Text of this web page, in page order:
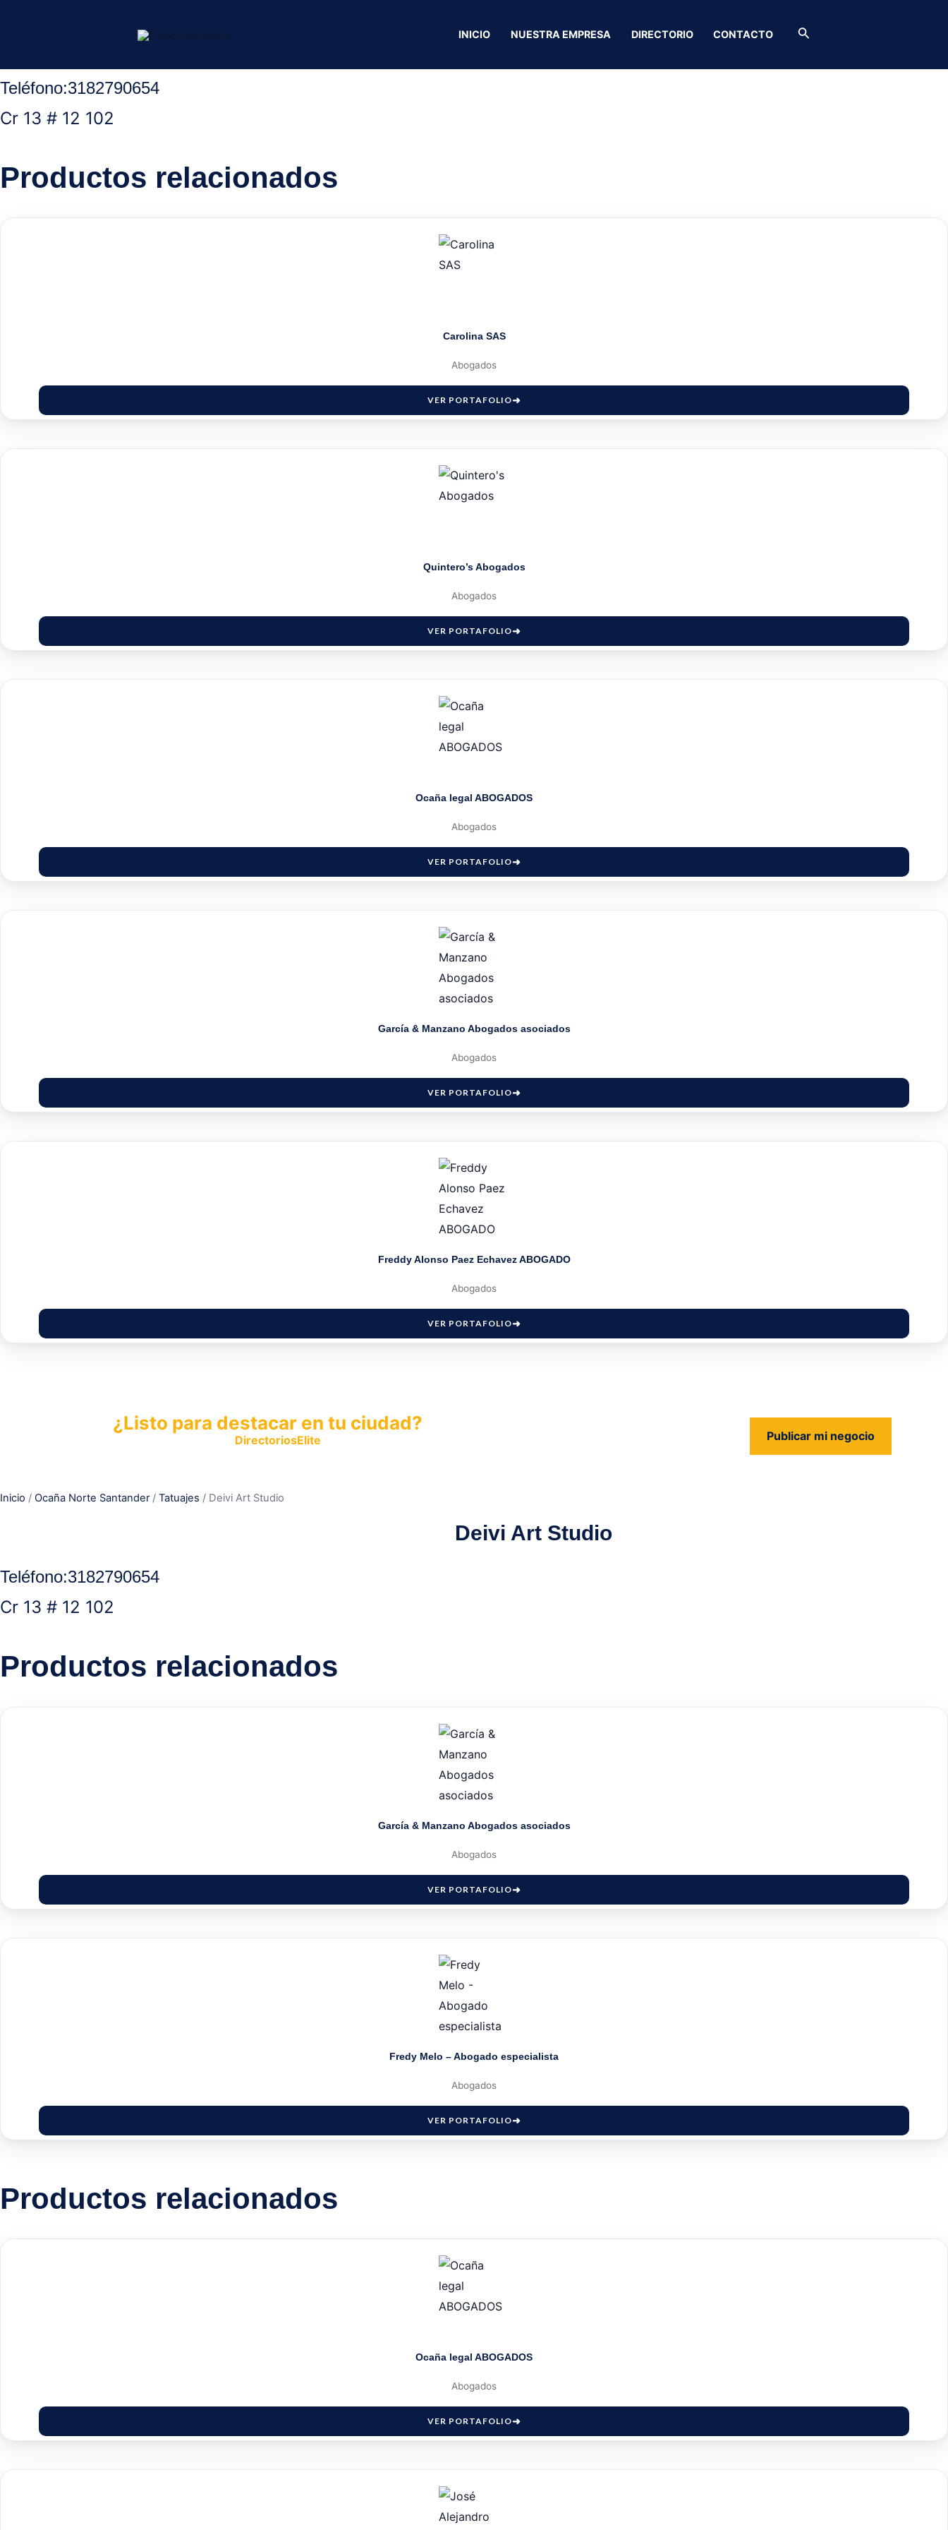
INICIO NUESTRA EMPRESA DIRECTORIO CONTACTO Buscar
Deivi Art Studio
Teléfono:3182790654
Cr 13 # 12 102
Productos relacionados
Carolina SAS
Abogados
VER PORTAFOLIO
Quintero’s Abogados
Abogados
VER PORTAFOLIO
Ocaña legal ABOGADOS
Abogados
VER PORTAFOLIO
García & Manzano Abogados asociados
Abogados
VER PORTAFOLIO
Freddy Alonso Paez Echavez ABOGADO
Abogados
VER PORTAFOLIO
¿Listo para destacar en tu ciudad?
DirectoriosElite Publicar mi negocio
Inicio / Ocaña Norte Santander/ Tatuajes / Deivi Art Studio
Deivi Art Studio
Teléfono:3182790654
Cr 13 # 12 102
Productos relacionados
García & Manzano Abogados asociados
Abogados
VER PORTAFOLIO
Fredy Melo – Abogado especialista
Abogados
VER PORTAFOLIO
Productos relacionados
Ocaña legal ABOGADOS
Abogados
VER PORTAFOLIO